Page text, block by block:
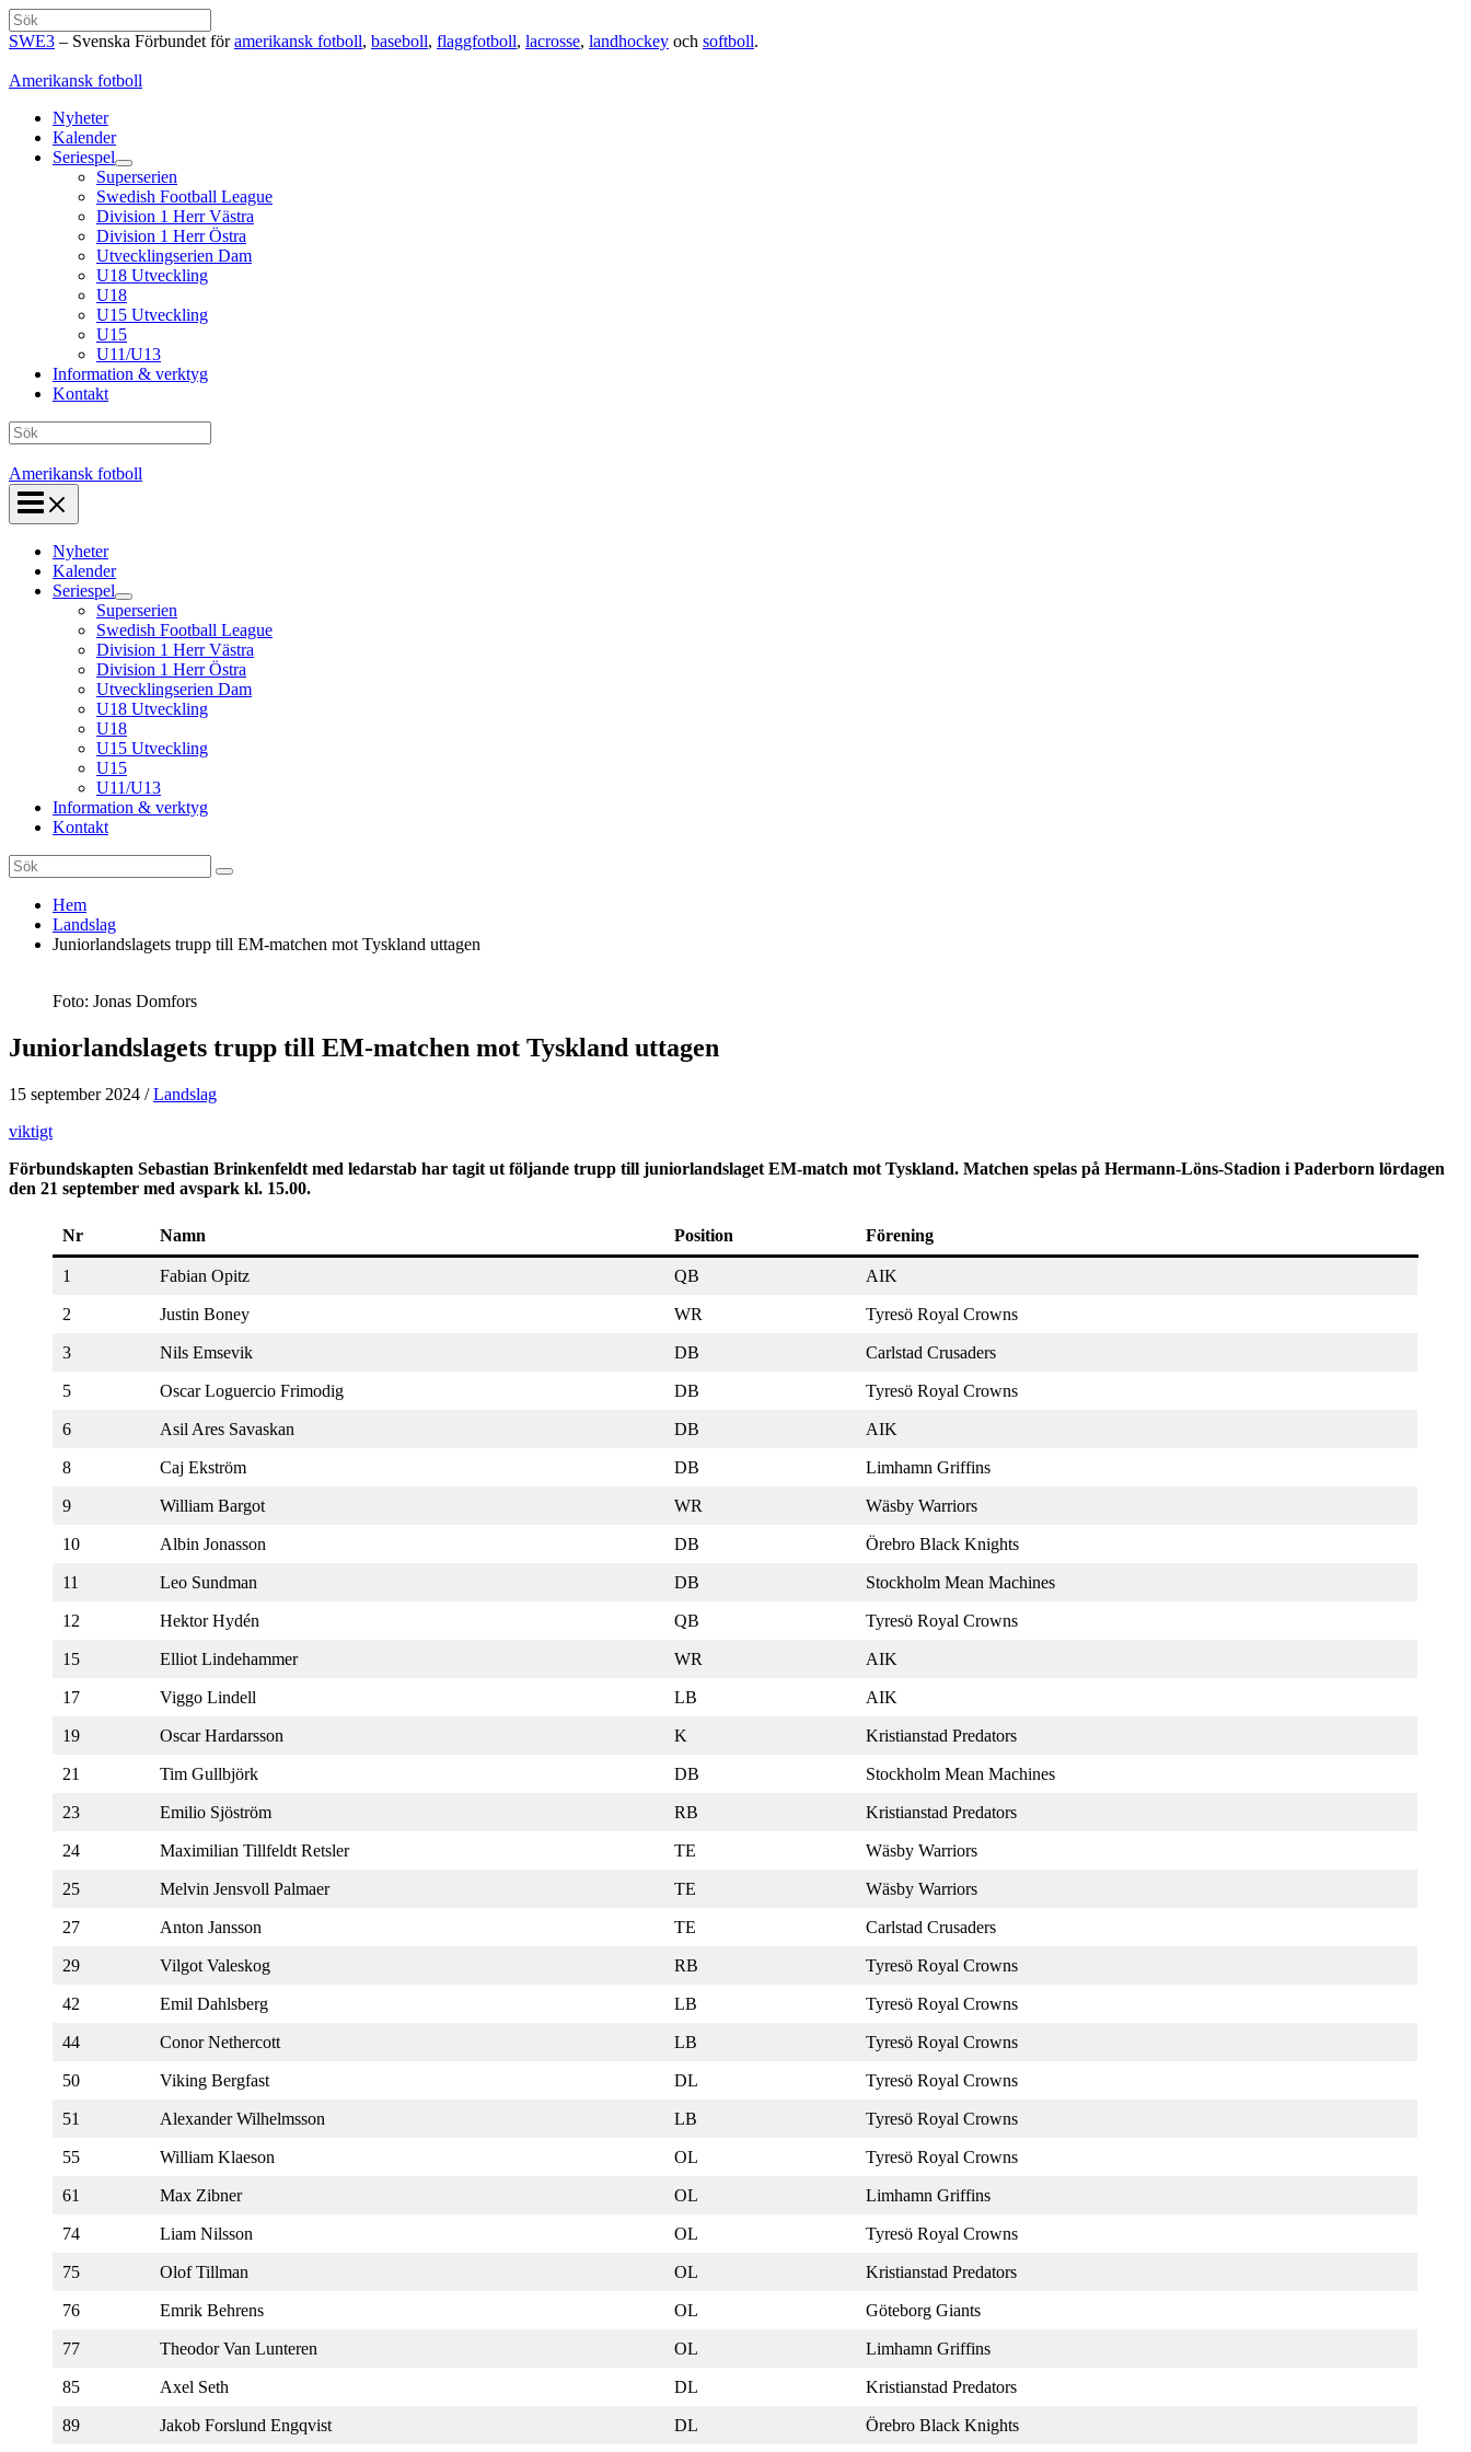
Hoppa
till
Sök
SWE3 – Svenska Förbundet föramerikansk fotboll, baseboll, flaggfotboll, lacrosse, landhockey och softboll.
Amerikansk fotboll
Nyheter
Kalender
Seriespel
Superserien
Swedish Football League
Division 1 Herr Västra
Division 1 Herr Östra
Utvecklingserien Dam
U18 Utveckling
U18
U15 Utveckling
U15
U11/U13
Information & verktyg
Kontakt
Sök
Amerikansk fotboll
Nyheter
Kalender
Seriespel
Superserien
Swedish Football League
Division 1 Herr Västra
Division 1 Herr Östra
Utvecklingserien Dam
U18 Utveckling
U18
U15 Utveckling
U15
U11/U13
Information & verktyg
Kontakt
Search
for:
Hem
Landslag
Juniorlandslagets trupp till EM-matchen mot Tyskland uttagen
Foto: Jonas Domfors
Juniorlandslagets trupp till EM-matchen mot Tyskland uttagen
15 september 2024 /Landslag
viktigt
Förbundskapten Sebastian Brinkenfeldt med ledarstab har tagit ut följande trupp till juniorlandslaget EM-match mot Tyskland. Matchen spelas på Hermann-Löns-Stadion i Paderborn lördagen
den 21 september med avspark kl. 15.00.
Nr Namn Position Förening
1 Fabian Opitz QB AIK
2 Justin Boney WR Tyresö Royal Crowns
3 Nils Emsevik DB Carlstad Crusaders
5 Oscar Loguercio Frimodig DB Tyresö Royal Crowns
6 Asil Ares Savaskan DB AIK
8 Caj Ekström DB Limhamn Griffins
9 William Bargot WR Wäsby Warriors
10 Albin Jonasson DB Örebro Black Knights
11 Leo Sundman DB Stockholm Mean Machines
12 Hektor Hydén QB Tyresö Royal Crowns
15 Elliot Lindehammer WR AIK
17 Viggo Lindell LB AIK
19 Oscar Hardarsson K Kristianstad Predators
21 Tim Gullbjörk DB Stockholm Mean Machines
23 Emilio Sjöström RB Kristianstad Predators
24 Maximilian Tillfeldt Retsler TE Wäsby Warriors
25 Melvin Jensvoll Palmaer TE Wäsby Warriors
27 Anton Jansson TE Carlstad Crusaders
29 Vilgot Valeskog RB Tyresö Royal Crowns
42 Emil Dahlsberg LB Tyresö Royal Crowns
44 Conor Nethercott LB Tyresö Royal Crowns
50 Viking Bergfast DL Tyresö Royal Crowns
51 Alexander Wilhelmsson LB Tyresö Royal Crowns
55 William Klaeson OL Tyresö Royal Crowns
61 Max Zibner OL Limhamn Griffins
74 Liam Nilsson OL Tyresö Royal Crowns
75 Olof Tillman OL Kristianstad Predators
76 Emrik Behrens OL Göteborg Giants
77 Theodor Van Lunteren OL Limhamn Griffins
85 Axel Seth DL Kristianstad Predators
89 Jakob Forslund Engqvist DL Örebro Black Knights